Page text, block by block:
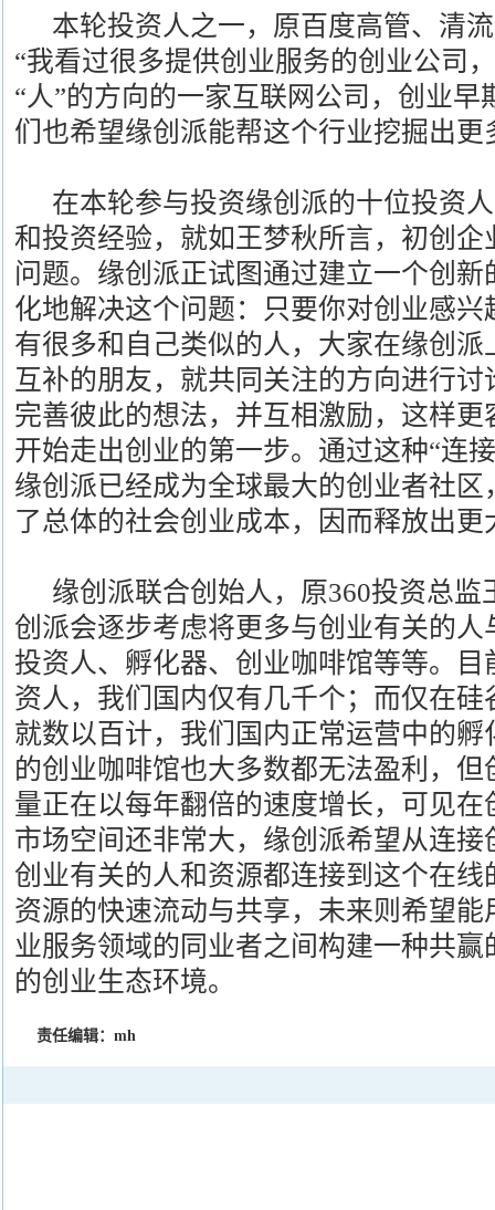
本轮投资人之一，原百度高管、清
“我看过很多提供创业服务的创业公司
“人”的方向的一家互联网公司，创业
们也希望缘创派能帮这个行业挖掘出更
在本轮参与投资缘创派的十位投资
和投资经验，就如王梦秋所言，初创
问题。缘创派正试图通过建立一个创
化地解决这个问题：只要你对创业感
有很多和自己类似的人，大家在缘创
互补的朋友，就共同关注的方向进行
完善彼此的想法，并互相激励，这样更
开始走出创业的第一步。通过这种“连
缘创派已经成为全球最大的创业者社
了总体的社会创业成本，因而释放出更
缘创派联合创始人，原360投资总
创派会逐步考虑将更多与创业有关的
投资人、孵化器、创业咖啡馆等等。目
资人，我们国内仅有几千个；而仅在
就数以百计，我们国内正常运营中的
的创业咖啡馆也大多数都无法盈利，
量正在以每年翻倍的速度增长，可见
市场空间还非常大，缘创派希望从连
创业有关的人和资源都连接到这个在
资源的快速流动与共享，未来则希望
业服务领域的同业者之间构建一种共
的创业生态环境。
责任编辑：mh